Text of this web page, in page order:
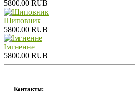
5800.00 RUB
Шиповник
5800.00 RUB
Iмгненне
5800.00 RUB
Контакты: